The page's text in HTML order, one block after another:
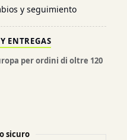
y seguimiento
ENTREGAS
per ordini di oltre 120
sicuro